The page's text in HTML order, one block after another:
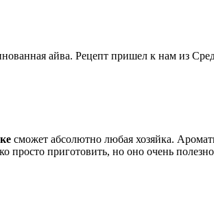
айва. Рецепт пришел к нам из
сможет абсолютно любая хозяйка.
просто приготовить, но оно очень